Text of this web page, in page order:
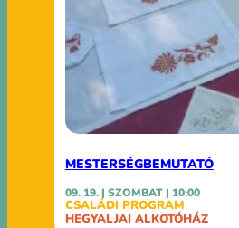
MESTERSÉGBEMUTATÓ
09. 19. | SZOMBAT | 10:00
CSALÁDI PROGRAM
HEGYALJAI ALKOTÓHÁZ